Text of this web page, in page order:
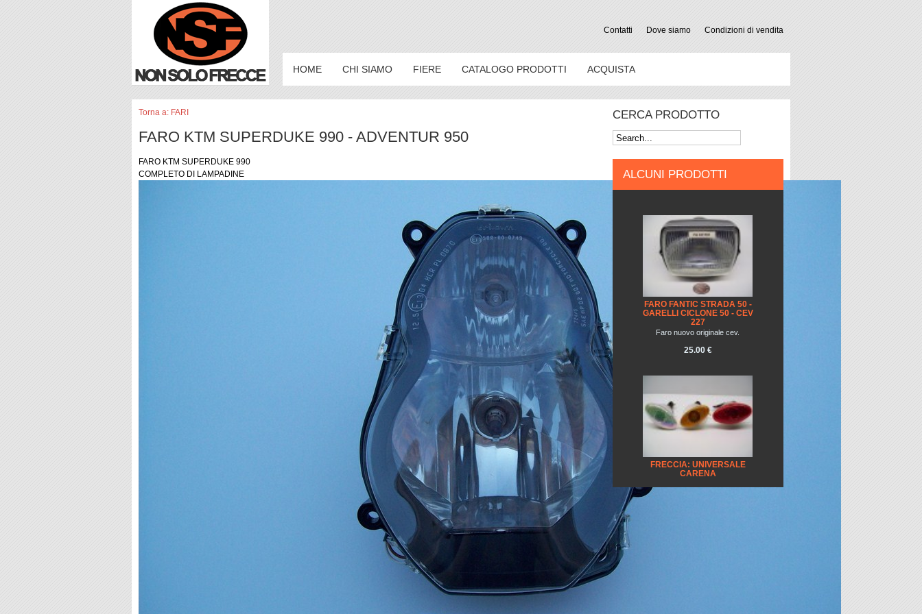
Contatti Dove siamo Condizioni di vendita
HOME CHI SIAMO FIERE CATALOGO PRODOTTI ACQUISTA
Torna a: FARI
FARO KTM SUPERDUKE 990 - ADVENTUR 950
FARO KTM SUPERDUKE 990
COMPLETO DI LAMPADINE
CERCA PRODOTTO
ALCUNI PRODOTTI
FARO FANTIC STRADA 50 -
GARELLI CICLONE 50 - CEV
227
Faro nuovo originale cev.
25.00 €
FRECCIA: UNIVERSALE
CARENA